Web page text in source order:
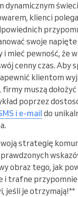
dynamicznym
klienci
swoje napięte
mieć pewność, że w
cenny czas. Aby
klientom
firmy muszą
poprzez
i e-mail do
strategię
obraz tego, jak
i trafne
jeśli je otrzymają!**